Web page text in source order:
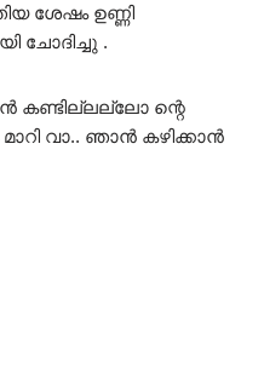
ശേഷം ഉണ്ണി
ചോദിച്ചു .
കണ്ടില്ലല്ലോ ന്റെ
വാ.. ഞാൻ കഴിക്കാൻ